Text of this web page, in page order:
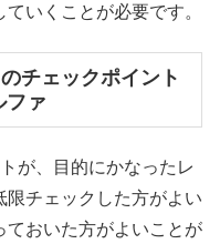
いくことが必要です。
チェックポイント
ファ
が、目的にかなったレ
限チェックした方がよい
ておいた方がよいことが